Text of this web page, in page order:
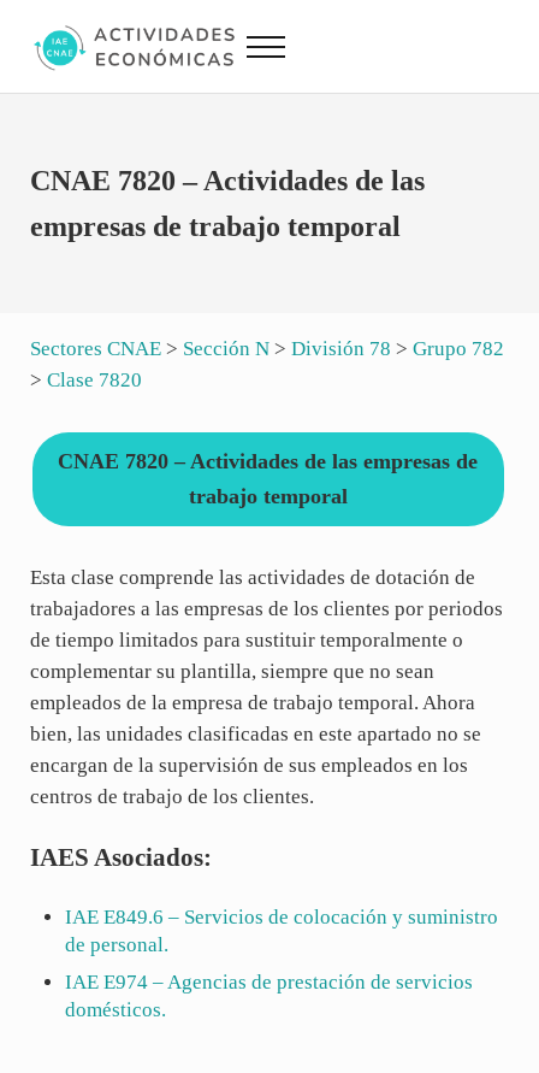
Actividades Económicas IAE CNAE
Menu
CNAE 7820 – Actividades de las
empresas de trabajo temporal
Sectores CNAE> Sección N> División 78 > Grupo 782
> Clase 7820
CNAE 7820 – Actividades de las empresas de
trabajo temporal
Esta clase comprende las actividades de dotación de
trabajadores a las empresas de los clientes por periodos
de tiempo limitados para sustituir temporalmente o
complementar su plantilla, siempre que no sean
empleados de la empresa de trabajo temporal. Ahora
bien, las unidades clasificadas en este apartado no se
encargan de la supervisión de sus empleados en los
centros de trabajo de los clientes.
IAES Asociados:
IAEE849.6 – Servicios de colocación y suministro
de personal.
IAEE974 – Agencias de prestación de servicios
domésticos.